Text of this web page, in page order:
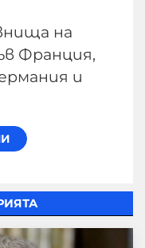
на
Франция,
и